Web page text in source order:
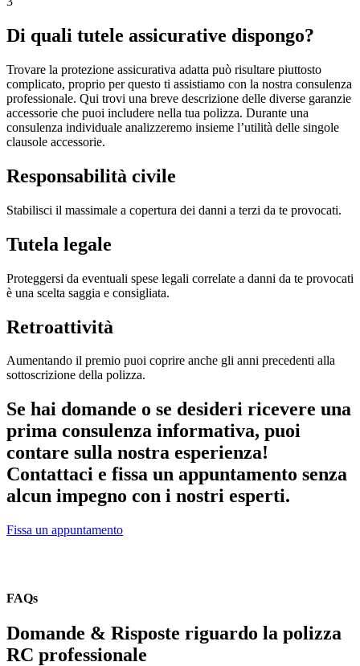
Di quali tutele assicurative dispongo?
Trovare la protezione assicurativa adatta può risultare piuttosto
complicato, proprio per questo ti assistiamo con la nostra consulenza
professionale. Qui trovi una breve descrizione delle diverse garanzie
accessorie che puoi includere nella tua polizza. Durante una
consulenza individuale analizzeremo insieme l’utilità delle singole
clausole accessorie.
Responsabilità civile
Stabilisci il massimale a copertura dei danni a terzi da te provocati.
Tutela legale
Proteggersi da eventuali spese legali correlate a danni da te provocati
è una scelta saggia e consigliata.
Retroattività
Aumentando il premio puoi coprire anche gli anni precedenti alla
sottoscrizione della polizza.
Se hai domande o se desideri ricevere una
prima consulenza informativa, puoi
contare sulla nostra esperienza!
Contattaci e fissa un appuntamento senza
alcun impegno con i nostri esperti.
Fissa un appuntamento
FAQs
Domande & Risposte riguardo la polizza
RC professionale